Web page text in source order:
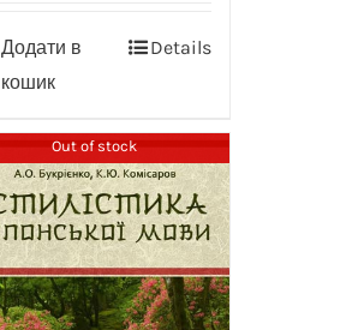
Додати в
кошик
Details
Out of stock